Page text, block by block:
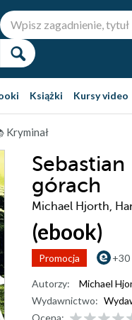
Książki Kursy video
Kryminał
górach
Michael Hjorth,
(ebook)
Promocja
Autorzy: Michael
Wydawnictwo:
Ocena: